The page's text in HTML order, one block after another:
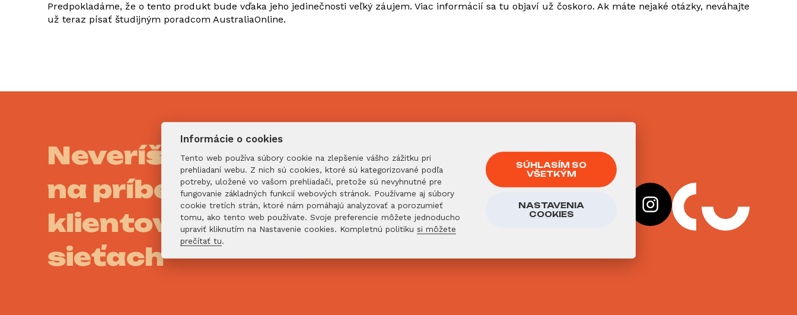
Predpokladáme, že o tento produkt bude vďaka jeho jedinečnosti veľký záujem. Viac informácií sa tu objaví už čoskoro. Ak máte nejaké otázky, neváhajte
už teraz písať študijným poradcom AustraliaOnline.
Neveríš nám? Pozri sa
na príbehy našich
klientov na sociálnych
sieťach
Informácie o cookies
Tento web používa súbory cookie na zlepšenie vášho zážitku pri
prehliadaní webu. Z nich sú cookies, ktoré sú kategorizované podľa
potreby, uložené vo vašom prehliadači, pretože sú nevyhnutné pre
fungovanie základných funkcií webových stránok. Používame aj súbory
cookie tretích strán, ktoré nám pomáhajú analyzovať a porozumieť
tomu, ako tento web používate. Svoje preferencie môžete jednoducho
upraviť kliknutím na Nastavenie cookies. Kompletnú politiku si môžete
prečítať tu.
SÚHLASÍM SO
VŠETKÝM
NASTAVENIA
COOKIES